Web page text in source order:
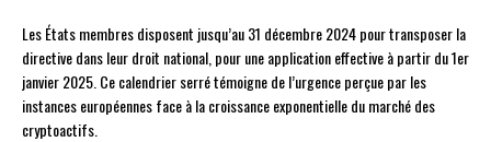
Les États membres disposent jusqu’au 31 décembre 2024 pour transposer la
directive dans leur droit national, pour une application effective à partir du 1er
janvier 2025. Ce calendrier serré témoigne de l’urgence perçue par les
instances européennes face à la croissance exponentielle du marché des
cryptoactifs.